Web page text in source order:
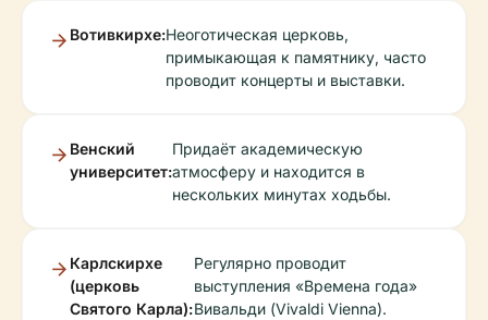
Вотивкирхе:Неоготическая церковь,
примыкающая к памятнику, часто
проводит концерты и выставки.
Венский
университет:
Придаёт академическую
атмосферу и находится в
нескольких минутах ходьбы.
Карлскирхе
(церковь
Святого Карла):
Регулярно проводит
выступления «Времена года»
Вивальди (Vivaldi Vienna).